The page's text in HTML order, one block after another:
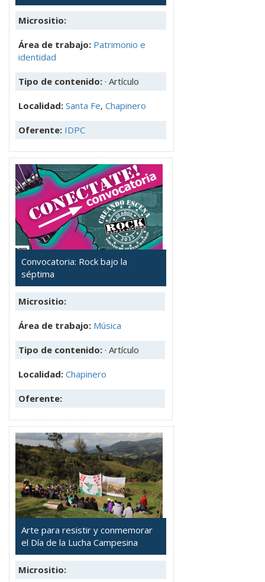
Micrositio:
Área de trabajo: Patrimonio e
identidad
Tipo de contenido: · Artículo
Localidad: Santa Fe, Chapinero
Oferente: IDPC
Convocatoria: Rock bajo la
séptima
Micrositio:
Área de trabajo: Música
Tipo de contenido: · Artículo
Localidad: Chapinero
Oferente:
Arte para resistir y conmemorar
el Día de la Lucha Campesina
Micrositio: